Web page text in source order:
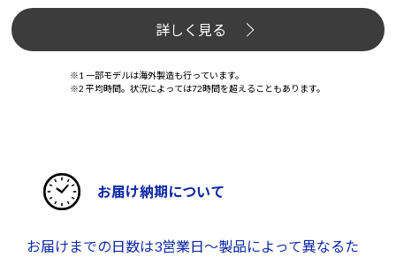
詳しく見る
※1 一部モデルは海外製造も行っています。
※2 平均時間。状況によっては72時間を超えることもあります。
お届け納期について
お届けまでの日数は3営業日～製品によって異なるた